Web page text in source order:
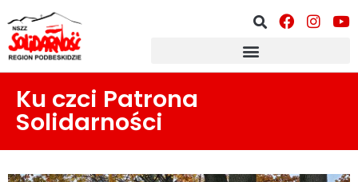
Ku czci Patrona
Solidarności